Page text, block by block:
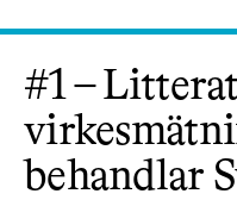
#1 –
behandlar